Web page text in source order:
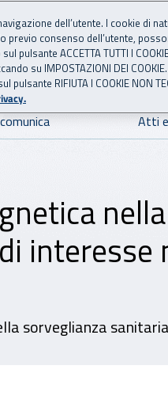
Atti
interesse
sorveglianza
dell’utente. I cookie di
consenso dell’utente,
ACCETTA TUTTI I
su IMPOSTAZIONI DEI
RIFIUTA I COOKIE NON